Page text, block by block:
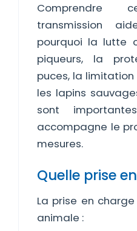
transmission
pourquoi la lutte
piqueurs, la
puces, la
les lapins
sont
accompagne le
mesures.
Quelle prise
La prise en
animale :